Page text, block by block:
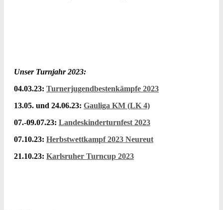
Unser Turnjahr 2023:
04.03.23: Turnerjugendbestenkämpfe 2023
13.05. und 24.06.23: Gauliga KM (LK 4)
07.-09.07.23: Landeskinderturnfest 2023
07.10.23: Herbstwettkampf 2023 Neureut
21.10.23: Karlsruher Turncup 2023